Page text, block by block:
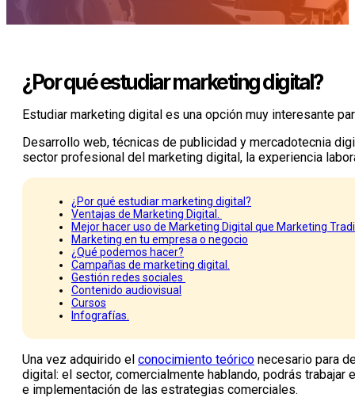
¿Por qué estudiar marketing digital?
Estudiar marketing digital es una opción muy interesante
Desarrollo web, técnicas de publicidad y mercadotecnia
sector profesional del marketing digital, la experiencia
¿Por qué estudiar marketing digital?
Ventajas de Marketing Digital.
Mejor hacer uso de Marketing Digital que Marketing
Marketing en tu empresa o negocio
¿Qué podemos hacer?
Campañas de marketing digital.
Gestión redes sociales
Contenido audiovisual
Cursos
Infografías.
Una vez adquirido el conocimiento teórico necesario para
digital: el sector, comercialmente hablando, podrás
e implementación de las estrategias comerciales.